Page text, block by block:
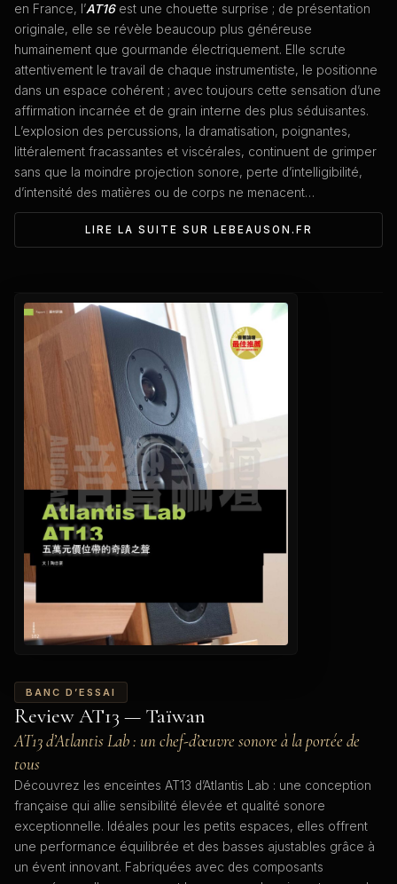
en France, l’AT16est une chouette surprise ; de présentation
originale, elle se révèle beaucoup plus généreuse
humainement que gourmande électriquement. Elle scrute
attentivement le travail de chaque instrumentiste, le positionne
dans un espace cohérent ; avec toujours cette sensation d’une
affirmation incarnée et de grain interne des plus séduisantes.
L’explosion des percussions, la dramatisation, poignantes,
littéralement fracassantes et viscérales, continuent de grimper
sans que la moindre projection sonore, perte d’intelligibilité,
d’intensité des matières ou de corps ne menacent…
LIRE LA SUITE SUR LEBEAUSON.FR
BANC D’ESSAI
Review AT13 — Taïwan
AT13 d’Atlantis Lab : un chef-d’œuvre sonore à la portée de
tous
Découvrez les enceintes AT13 d’Atlantis Lab : une conception
française qui allie sensibilité élevée et qualité sonore
exceptionnelle. Idéales pour les petits espaces, elles offrent
une performance équilibrée et des basses ajustables grâce à
un évent innovant. Fabriquées avec des composants